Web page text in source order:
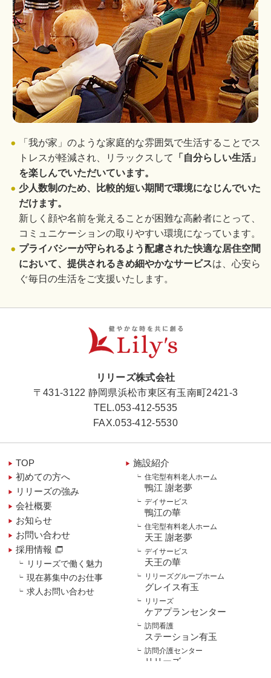
「我が家」のような家庭的な雰囲気で生活することでス
トレスが軽減され、リラックスして
「自分らしい生活」
を楽しんでいただいています。
少人数制のため、比較的短い期間で環境になじんでいた
だけます。
新しく顔や名前を覚えることが困難な高齢者にとって、
コミュニケーションの取りやすい環境になっています。
プライバシーが守られるよう配慮された快適な居住空間
において、提供されるきめ細やかなサービスは、心安ら
ぐ毎日の生活をご支援いたします。
リリーズ株式会社
〒431-3122 静岡県浜松市東区有玉南町2421-3
TEL.053-412-5535
FAX.053-412-5530
TOP
初めての方へ
リリーズの強み
会社概要
お知らせ
お問い合わせ
施設紹介
住宅型有料老人ホーム
鴨江 謝老夢
デイサービス
鴨江の華
住宅型有料老人ホーム
天王 謝老夢
デイサービス
天王の華
リリーズグループホーム
グレイス有玉
リリーズ
ケアプランセンター
訪問看護
ステーション有玉
訪問介護センター
リリーズ
採用情報
リリーズで働く魅力
現在募集中のお仕事
求人お問い合わせ